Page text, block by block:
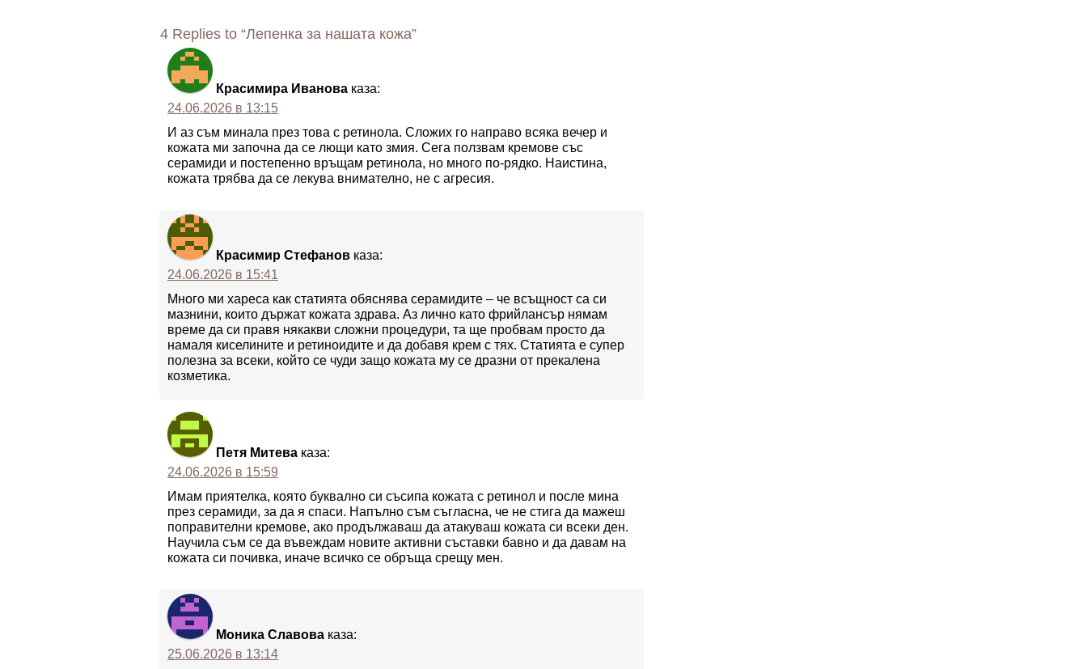
4 Replies to “Лепенка за нашата кожа”
Красимира Иванова каза:
24.06.2026 в 13:15
И аз съм минала през това с ретинола. Сложих го направо всяка вечер и
кожата ми започна да се лющи като змия. Сега ползвам кремове със
серамиди и постепенно връщам ретинола, но много по-рядко. Наистина,
кожата трябва да се лекува внимателно, не с агресия.
Красимир Стефанов каза:
24.06.2026 в 15:41
Много ми хареса как статията обяснява серамидите – че всъщност са си
мазнини, които държат кожата здрава. Аз лично като фрийлансър нямам
време да си правя някакви сложни процедури, та ще пробвам просто да
намаля киселините и ретиноидите и да добавя крем с тях. Статията е супер
полезна за всеки, който се чуди защо кожата му се дразни от прекалена
козметика.
Петя Митева каза:
24.06.2026 в 15:59
Имам приятелка, която буквално си съсипа кожата с ретинол и после мина
през серамиди, за да я спаси. Напълно съм съгласна, че не стига да мажеш
поправителни кремове, ако продължаваш да атакуваш кожата си всеки ден.
Научила съм се да въвеждам новите активни съставки бавно и да давам на
кожата си почивка, иначе всичко се обръща срещу мен.
Моника Славова каза:
25.06.2026 в 13:14